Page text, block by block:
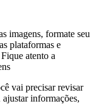
imagens, formate seu
plataformas e
atento a
vai precisar revisar
informações,